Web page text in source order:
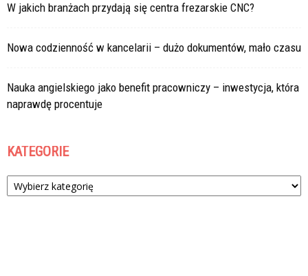
W jakich branżach przydają się centra frezarskie CNC?
Nowa codzienność w kancelarii – dużo dokumentów, mało czasu
Nauka angielskiego jako benefit pracowniczy – inwestycja, która
naprawdę procentuje
KATEGORIE
Kategorie